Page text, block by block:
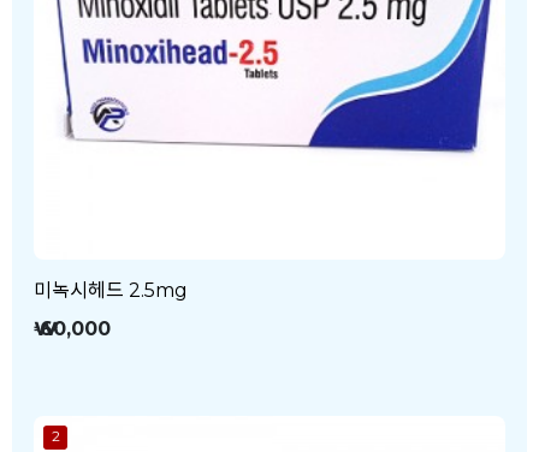
미녹시헤드 2.5mg
₩ 60,000
2